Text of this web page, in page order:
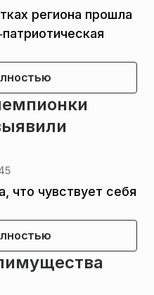
региона прошла
что чувствует себя